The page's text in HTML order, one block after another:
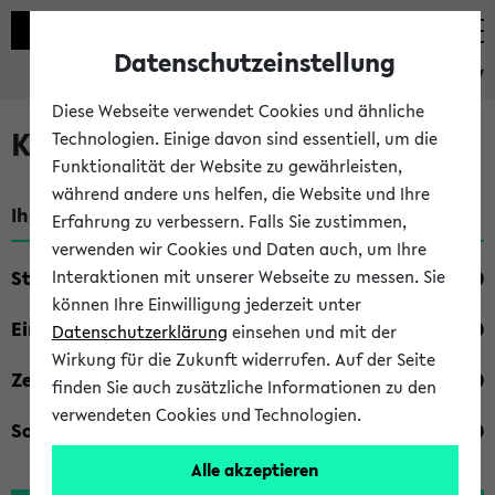
eKVV
Kombisuche im eKVV
Ihre Suchkriterien:
Studienfach
Einrichtung
Zeiten
Sonstiges
Datenschutzeinstellung
Diese Webseite verwendet Cookies und ähnliche
Technologien. Einige davon sind essentiell, um die
Funktionalität der Website zu gewährleisten,
während andere uns helfen, die Website und Ihre
Erfahrung zu verbessern. Falls Sie zustimmen,
verwenden wir Cookies und Daten auch, um Ihre
Interaktionen mit unserer Webseite zu messen. Sie
können Ihre Einwilligung jederzeit unter
Datenschutzerklärung einsehen und mit der
Wirkung für die Zukunft widerrufen. Auf der Seite
finden Sie auch zusätzliche Informationen zu den
verwendeten Cookies und Technologien.
Alle akzeptieren